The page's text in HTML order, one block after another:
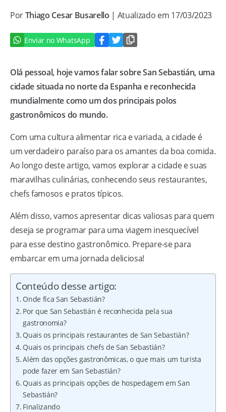
PorThiago Cesar Busarello | Atualizado em 17/03/2023
Enviar no WhatsApp
Olá pessoal, hoje vamos falar sobre San Sebastián, uma
cidade situada no norte da Espanha e reconhecida
mundialmente como um dos principais polos
gastronômicos do mundo.
Com uma cultura alimentar rica e variada, a cidade é
um verdadeiro paraíso para os amantes da boa comida.
Ao longo deste artigo, vamos explorar a cidade e suas
maravilhas culinárias, conhecendo seus restaurantes,
chefs famosos e pratos típicos.
Além disso, vamos apresentar dicas valiosas para quem
deseja se programar para uma viagem inesquecível
para esse destino gastronômico. Prepare-se para
embarcar em uma jornada deliciosa!
Conteúdo desse artigo:
Onde fica San Sebastián?
Por que San Sebastián é reconhecida pela sua
gastronomia?
Quais os principais restaurantes de San Sebastián?
Quais os principais chefs de San Sebastián?
Além das opções gastronômicas, o que mais um turista
pode fazer em San Sebastián?
Quais as principais opções de hospedagem em San
Sebastián?
Finalizando